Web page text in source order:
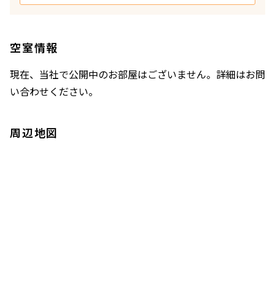
空室情報
現在、当社で公開中のお部屋はございません。詳細はお問
い合わせください。
周辺地図